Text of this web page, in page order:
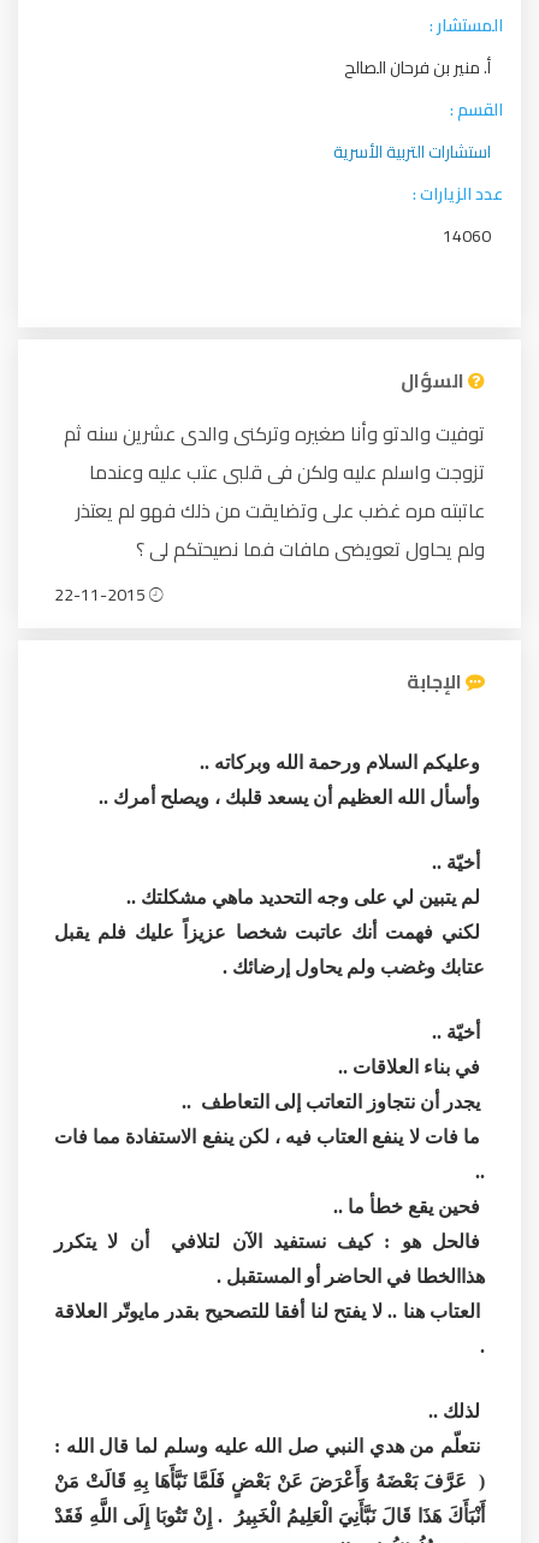
المستشار :
أ. منير بن فرحان الصالح
القسم :
استشارات التربية الأسرية
عدد الزيارات :
14060
السؤال
توفيت والدتو وأنا صغيره وتركنى والدى عشرين سنه ثم
تزوجت واسلم عليه ولكن فى قلبى عتب عليه وعندما
عاتبته مره غضب على وتضايقت من ذلك فهو لم يعتذر
ولم يحاول تعويضى مافات فما نصيحتكم لى ؟
الإجابة
وعليكم السلام ورحمة الله وبركاته ..
وأسأل الله العظيم أن يسعد قلبك ، ويصلح أمرك ..
أخيّة ..
لم يتبين لي على وجه التحديد ماهي مشكلتك ..
لكني فهمت أنك عاتبت شخصا عزيزاً عليك فلم يقبل
عتابك وغضب ولم يحاول إرضائك .
أخيّة ..
في بناء العلاقات ..
يجدر أن نتجاوز التعاتب إلى التعاطف ..
ما فات لا ينفع العتاب فيه ، لكن ينفع الاستفادة مما فات
..
فحين يقع خطأ ما ..
فالحل هو : كيف نستفيد الآن لتلافي أن لا يتكرر
هذاالخطا في الحاضر أو المستقبل .
العتاب هنا .. لا يفتح لنا أفقا للتصحيح بقدر مايوتّر العلاقة
.
لذلك ..
نتعلّم من هدي النبي صل الله عليه وسلم لما قال الله :
( عَرَّفَ بَعْضَهُ وَأَعْرَضَ عَنْ بَعْضٍ فَلَمَّا نَبَّأَهَا بِهِ قَالَتْ مَنْ
أَنْبَأَكَ هَذَا قَالَ نَبَّأَنِيَ الْعَلِيمُ الْخَبِيرُ . إِنْ تَتُوبَا إِلَى اللَّهِ فَقَدْ